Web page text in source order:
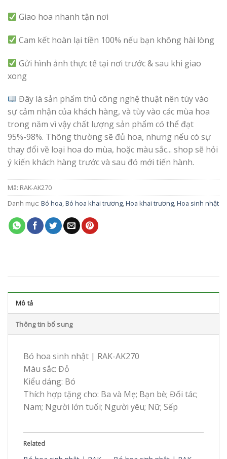
Giao hoa nhanh tận nơi
Cam kết hoàn lại tiền 100% nếu bạn không hài lòng
Gửi hình ảnh thực tế tại nơi trước & sau khi giao
xong
Đây là sản phẩm thủ công nghệ thuật nên tùy vào
sự cảm nhận của khách hàng, và tùy vào các mùa hoa
trong năm vì vậy chất lượng sản phẩm có thể đạt
95%-98%. Thông thường sẽ đủ hoa, nhưng nếu có sự
thay đổi về loại hoa do mùa, hoặc màu sắc... shop sẽ hỏi
ý kiến khách hàng trước và sau đó mới tiến hành.
Mã: RAK-AK270
Danh mục: Bó hoa,Bó hoa khai trương,Hoa khai trương,Hoa sinh nhật
Mô tả
Thông tin bổ sung
Bó hoa sinh nhật | RAK-AK270
Màu sắc: Đỏ
Kiểu dáng: Bó
Thích hợp tặng cho: Ba và Mẹ; Bạn bè; Đối tác;
Nam; Người lớn tuổi; Người yêu; Nữ; Sếp
Related